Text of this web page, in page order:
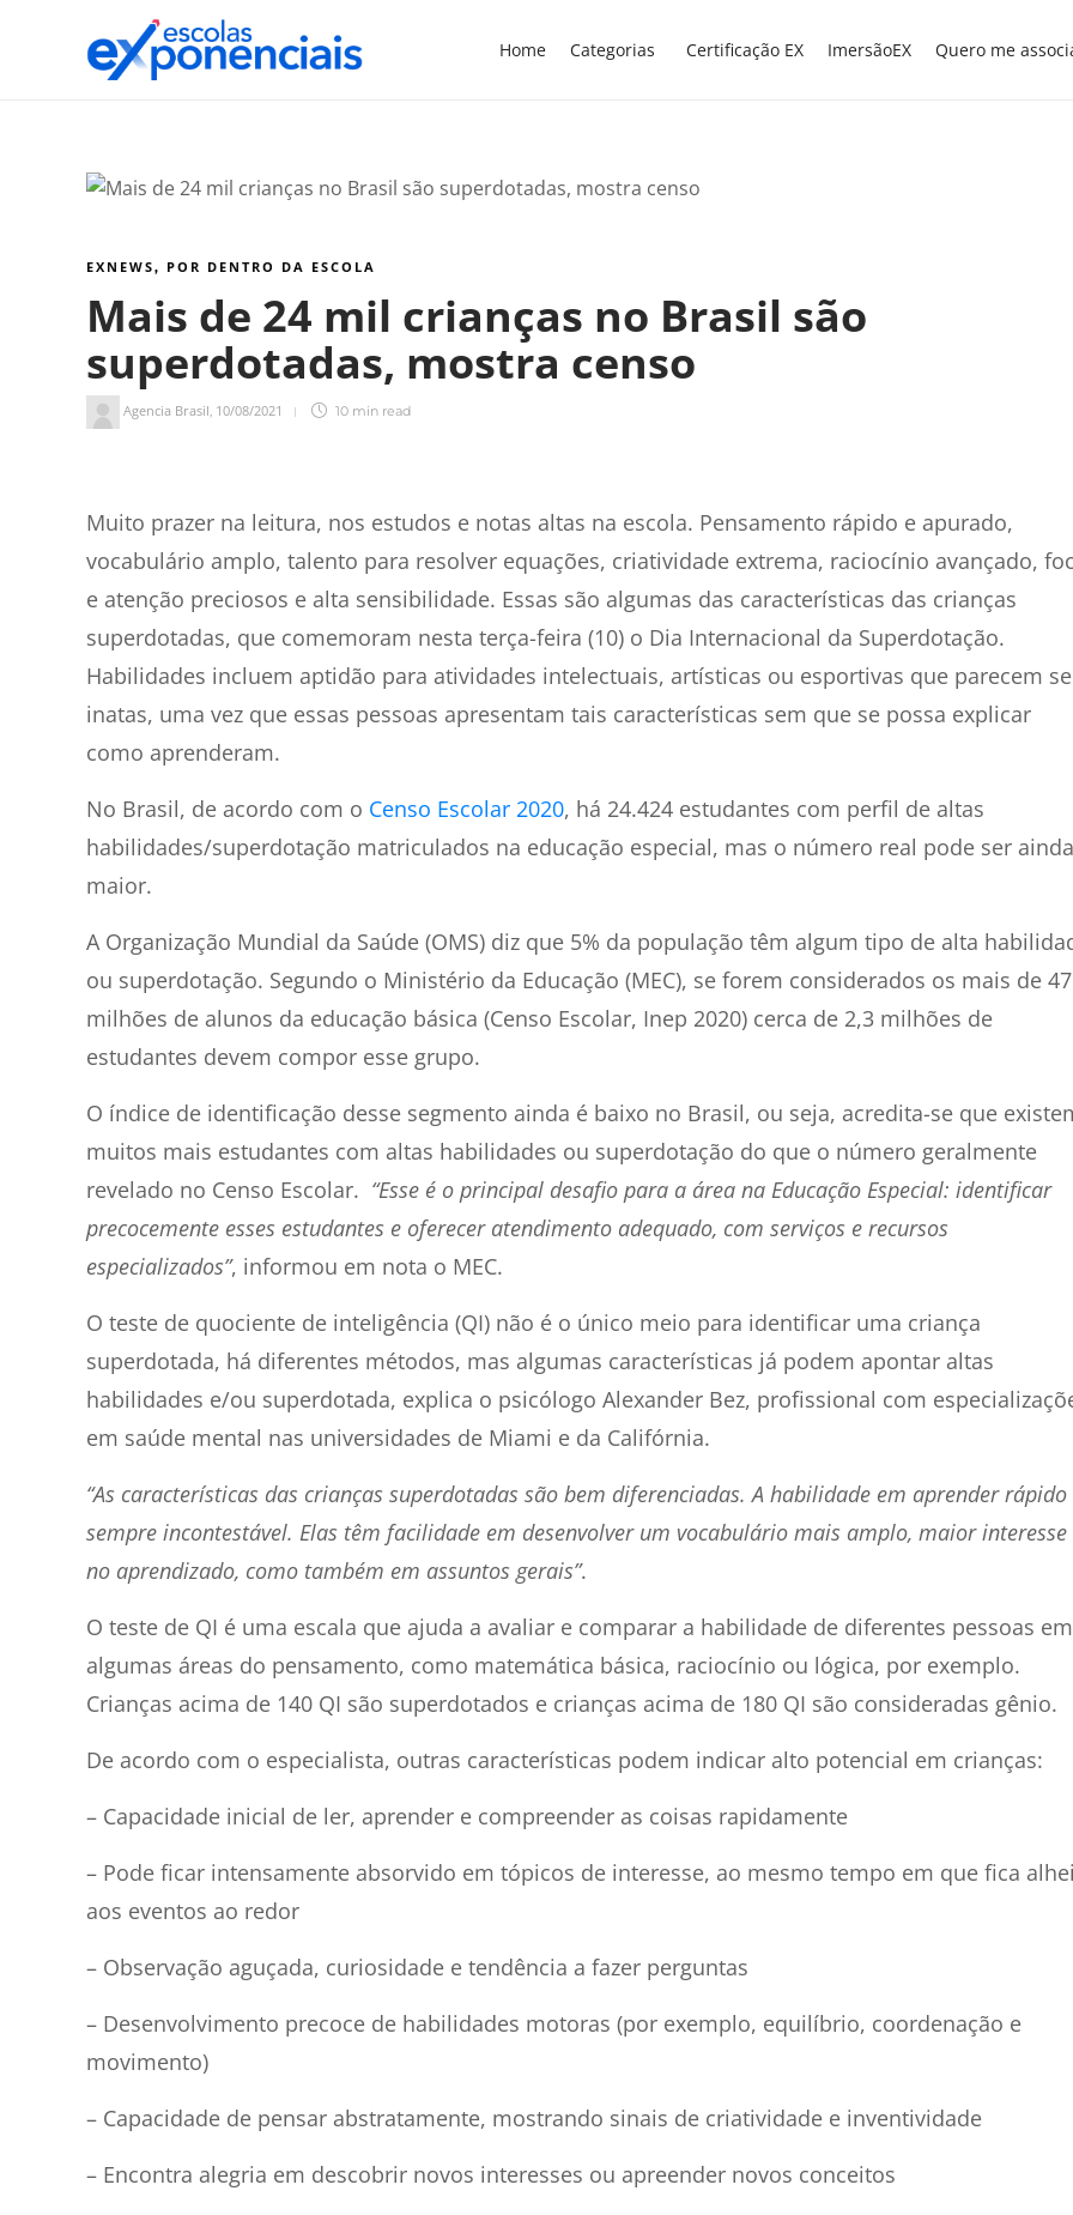
Home Categorias Certificação EX ImersãoEX Quero me
EXNEWS, POR DENTRO DA ESCOLA
Mais de 24 mil crianças no Brasil são
superdotadas, mostra censo
Agencia Brasil, 10/08/2021 10 min read
Muito prazer na leitura, nos estudos e notas altas na escola. Pensamento rápido e apurado,
vocabulário amplo, talento para resolver equações, criatividade extrema, raciocínio avançado,
e atenção preciosos e alta sensibilidade. Essas são algumas das características das crianças
superdotadas, que comemoram nesta terça-feira (10) o Dia Internacional da Superdotação.
Habilidades incluem aptidão para atividades intelectuais, artísticas ou esportivas que parecem
inatas, uma vez que essas pessoas apresentam tais características sem que se possa explicar
como aprenderam.
No Brasil, de acordo com o Censo Escolar 2020, há 24.424 estudantes com perfil de altas
habilidades/superdotação matriculados na educação especial, mas o número real pode ser ainda
maior.
A Organização Mundial da Saúde (OMS) diz que 5% da população têm algum tipo de alta
ou superdotação. Segundo o Ministério da Educação (MEC), se forem considerados os mais de 47
milhões de alunos da educação básica (Censo Escolar, Inep 2020) cerca de 2,3 milhões de
estudantes devem compor esse grupo.
O índice de identificação desse segmento ainda é baixo no Brasil, ou seja, acredita-se que
muitos mais estudantes com altas habilidades ou superdotação do que o número geralmente
revelado no Censo Escolar. “Esse é o principal desafio para a área na Educação Especial: identificar
precocemente esses estudantes e oferecer atendimento adequado, com serviços e recursos
especializados”, informou em nota o MEC.
O teste de quociente de inteligência (QI) não é o único meio para identificar uma criança
superdotada, há diferentes métodos, mas algumas características já podem apontar altas
habilidades e/ou superdotada, explica o psicólogo Alexander Bez, profissional com
em saúde mental nas universidades de Miami e da Califórnia.
“As características das crianças superdotadas são bem diferenciadas. A habilidade em aprender rápido
sempre incontestável. Elas têm facilidade em desenvolver um vocabulário mais amplo, maior interesse
no aprendizado, como também em assuntos gerais”.
O teste de QI é uma escala que ajuda a avaliar e comparar a habilidade de diferentes pessoas em
algumas áreas do pensamento, como matemática básica, raciocínio ou lógica, por exemplo.
Crianças acima de 140 QI são superdotados e crianças acima de 180 QI são consideradas gênio.
De acordo com o especialista, outras características podem indicar alto potencial em crianças:
– Capacidade inicial de ler, aprender e compreender as coisas rapidamente
– Pode ficar intensamente absorvido em tópicos de interesse, ao mesmo tempo em que fica
aos eventos ao redor
– Observação aguçada, curiosidade e tendência a fazer perguntas
– Desenvolvimento precoce de habilidades motoras (por exemplo, equilíbrio, coordenação e
movimento)
– Capacidade de pensar abstratamente, mostrando sinais de criatividade e inventividade
– Encontra alegria em descobrir novos interesses ou apreender novos conceitos